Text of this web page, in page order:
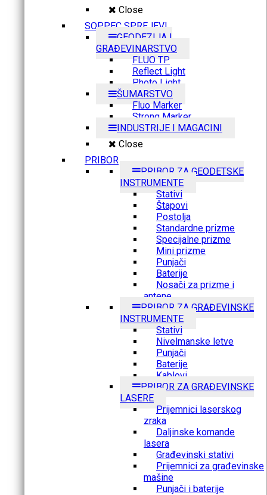
Close
SOPPEC SPREJEVI
GEODEZIJA I
GRAĐEVINARSTVO
FLUO TP
Reflect Light
Photo Light
ŠUMARSTVO
Fluo Marker
Strong Marker
INDUSTRIJE I MAGACINI
Close
PRIBOR
PRIBOR ZA GEODETSKE
INSTRUMENTE
Stativi
Štapovi
Postolja
Standardne prizme
Specijalne prizme
Mini prizme
Punjači
Baterije
Nosači za prizme i
antene
PRIBOR ZA GRAĐEVINSKE
INSTRUMENTE
Stativi
Nivelmanske letve
Punjači
Baterije
Kablovi
PRIBOR ZA GRAĐEVINSKE
LASERE
Prijemnici laserskog
zraka
Daljinske komande
lasera
Građevinski stativi
Prijemnici za građevinske
mašine
Punjači i baterije